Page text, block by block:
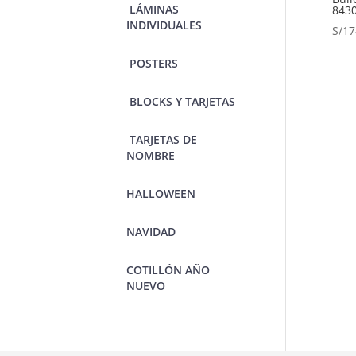
S/
‎ LÁMINAS
INDIVIDUALES
‎ POSTERS
‎ BLOCKS Y TARJETAS
‎ TARJETAS DE
NOMBRE
HALLOWEEN
NAVIDAD
‎COTILLÓN AÑO
NUEVO